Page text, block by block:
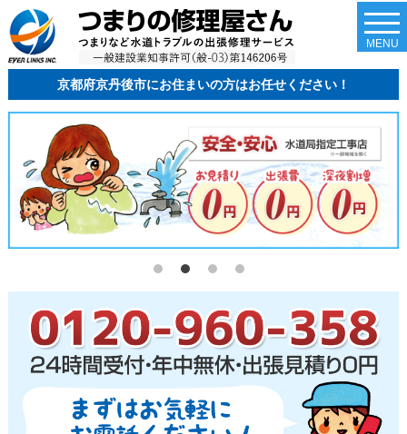
京都府京丹後市にお住まいの方はお任せください！
MENU